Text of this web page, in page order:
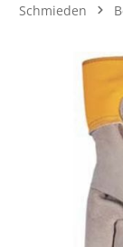
Schmieden